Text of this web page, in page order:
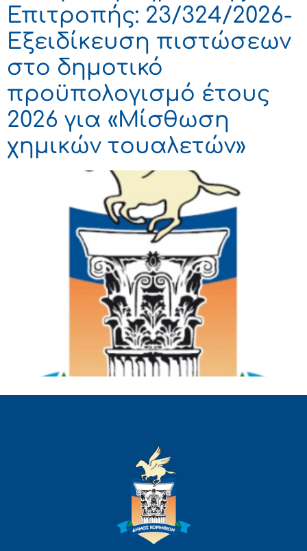
Επιτροπής: 23/324/2026-
Εξειδίκευση πιστώσεων
στο δημοτικό
προϋπολογισμό έτους
2026 για «Μίσθωση
χημικών τουαλετών»